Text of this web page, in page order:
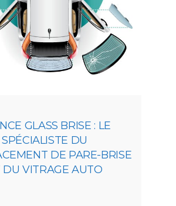
GLASS BRISE : LE
SPÉCIALISTE DU
DE PARE-BRISE
DU VITRAGE AUTO